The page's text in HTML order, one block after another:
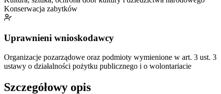
Konserwacja zabytków
Uprawnieni wnioskodawcy
Organizacje pozarządowe oraz podmioty wymienione w art. 3 ust. 3
ustawy o działalności pożytku publicznego i o wolontariacie
Szczegółowy opis